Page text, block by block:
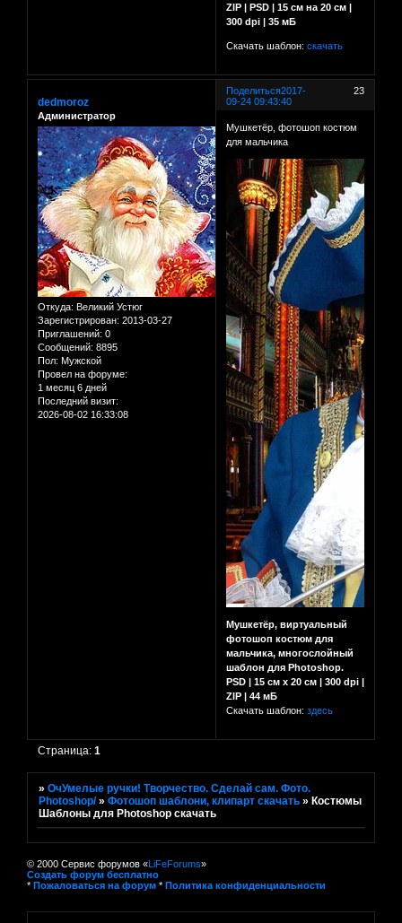
ZIP | PSD | 15 см на 20 см |
300 dpi | 35 мБ
Скачать шаблон:скачать
Поделиться 23
2017-
09-24 09:43:40
dedmoroz
Администратор
Откуда: Великий Устюг
Зарегистрирован: 2013-03-27
Приглашений: 0
Сообщений: 8895
Пол: Мужской
Провел на форуме:
1 месяц 6 дней
Последний визит:
2026-08-02 16:33:08
Мушкетёр, фотошоп костюм
для мальчика
Мушкетёр, виртуальный
фотошоп костюм для
мальчика, многослойный
шаблон для Photoshop.
PSD | 15 см x 20 см | 300 dpi |
ZIP | 44 мБ
Скачать шаблон:здесь
Страница:1
»ОчУмелые ручки! Творчество. Сделай сам. Фото.
Photoshop/ »Фотошоп шаблони, клипарт скачать » Костюмы
Шаблоны для Photoshop скачать
© 2000 Сервис форумов «LiFeForums»
Создать форум бесплатно
* Пожаловаться на форум * Политика конфиденциальности